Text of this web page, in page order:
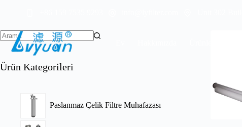
Ürün Kategorileri
Paslanmaz Çelik Filtre Muhafazası